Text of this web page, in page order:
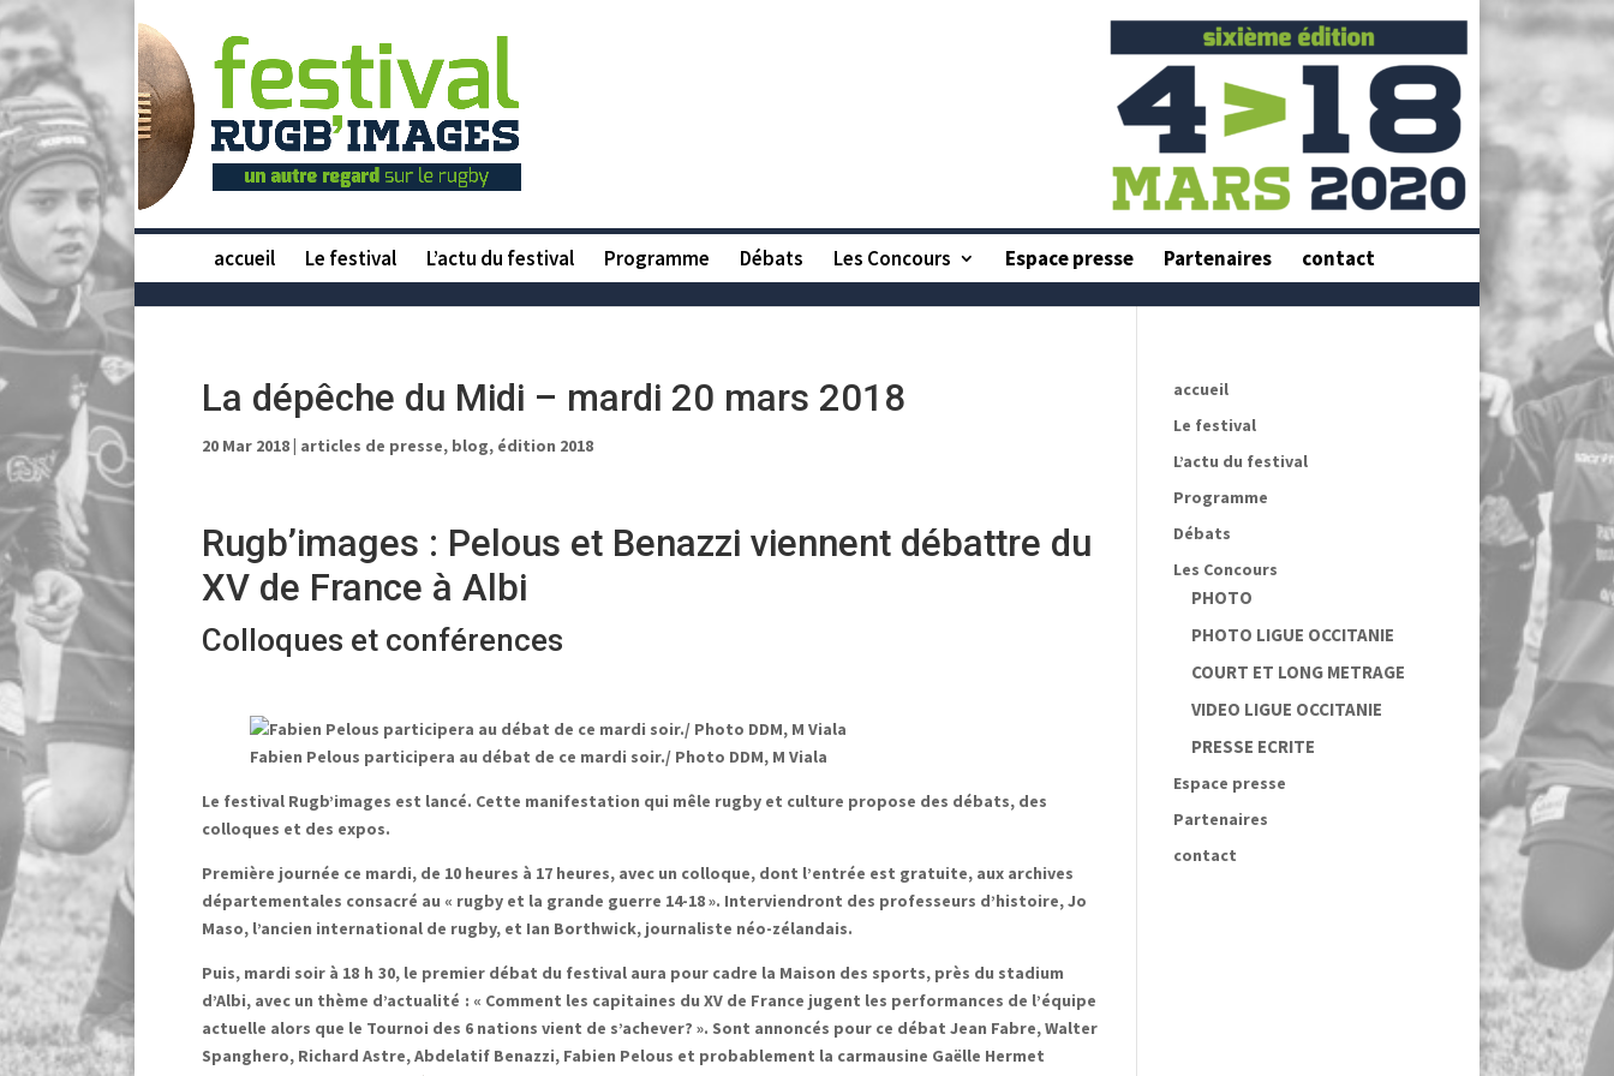
accueil Le festival L’actu du festival Programme Débats Les Concours Espace presse Partenaires contact
La dépêche du Midi – mardi 20 mars 2018
20 Mar 2018| articles de presse, blog, édition 2018
Rugb’images : Pelous et Benazzi viennent débattre du
XV de France à Albi
Colloques et conférences
Fabien Pelous participera au débat de ce mardi soir./ Photo DDM, M Viala
Le festival Rugb’images est lancé. Cette manifestation qui mêle rugby et culture propose des débats, des
colloques et des expos.
Première journée ce mardi, de 10 heures à 17 heures, avec un colloque, dont l’entrée est gratuite, aux archives
départementales consacré au « rugby et la grande guerre 14-18 ». Interviendront des professeurs d’histoire, Jo
Maso, l’ancien international de rugby, et Ian Borthwick, journaliste néo-zélandais.
Puis, mardi soir à 18 h 30, le premier débat du festival aura pour cadre la Maison des sports, près du stadium
d’Albi, avec un thème d’actualité : « Comment les capitaines du XV de France jugent les performances de l’équipe
actuelle alors que le Tournoi des 6 nations vient de s’achever? ». Sont annoncés pour ce débat Jean Fabre, Walter
Spanghero, Richard Astre, Abdelatif Benazzi, Fabien Pelous et probablement la carmausine Gaëlle Hermet
accueil
Le festival
L’actu du festival
Programme
Débats
Les Concours
PHOTO
PHOTO LIGUE OCCITANIE
COURT ET LONG METRAGE
VIDEO LIGUE OCCITANIE
PRESSE ECRITE
Espace presse
Partenaires
contact